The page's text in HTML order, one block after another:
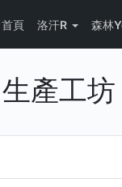
首頁 洛汗R 森林
生產工坊